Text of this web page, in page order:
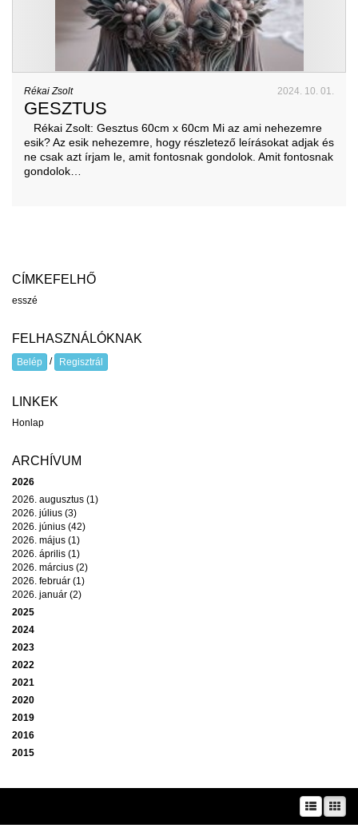
Rékai Zsolt 2024. 10. 01.
GESZTUS
Rékai Zsolt: Gesztus 60cm x 60cm Mi az ami nehezemre
esik? Az esik nehezemre, hogy részletező leírásokat adjak és
ne csak azt írjam le, amit fontosnak gondolok. Amit fontosnak
gondolok…
CÍMKEFELHŐ
esszé
FELHASZNÁLÓKNAK
Belép / Regisztrál
LINKEK
Honlap
ARCHÍVUM
2026
2026. augusztus (1)
2026. július (3)
2026. június (42)
2026. május (1)
2026. április (1)
2026. március (2)
2026. február (1)
2026. január (2)
2025
2024
2023
2022
2021
2020
2019
2016
2015